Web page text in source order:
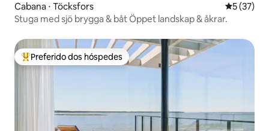
Cabana ⋅ Töcksfors 5 de uma
5 (37)
Stuga med sjö brygga & båt Öppet landskap & åkrar.
Entre os melhores preferidos dos hóspedes
Preferido dos hóspedes